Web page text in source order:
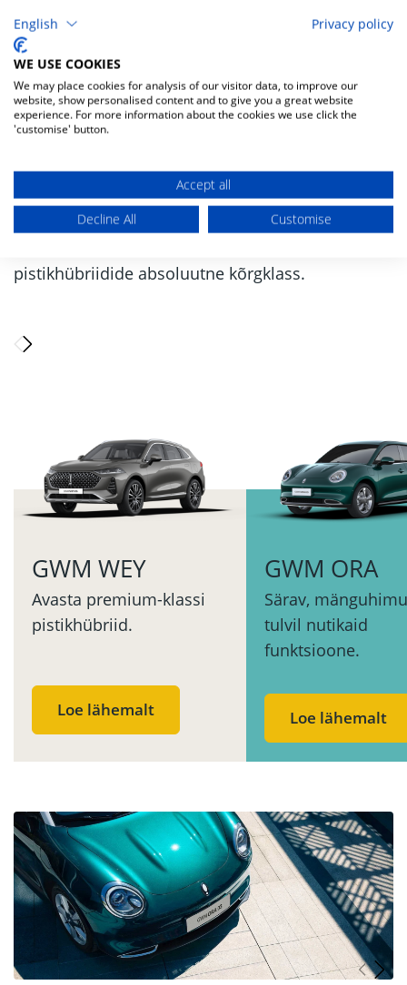
MUDELIVALIK
Kui soovid täielikult elektrilist sõidukogemust, on
GWM ORA 03 sinu ideaalne valik. Aga kui otsid
sõiduulatuse vahel, siis vaata GWM WEY 03 ja
WEY 05 pistikhübriide. Klassi suurim aku
võimaldab sõltuvalt mudelist elektri jõul läbida
pistikhübriidide absoluutne kõrgklass.
GWM WEY
Avasta premium-klassi
pistikhübriid.
Loe lähemalt
GWM ORA
Särav,
tulvil nutikaid
funktsioone.
Loe lähemalt
English Privacy policy
WE USE COOKIES
We may place cookies for analysis of our visitor data, to improve our
website, show personalised content and to give you a great website
experience. For more information about the cookies we use click the
'customise' button.
Accept all
Decline All
Customise